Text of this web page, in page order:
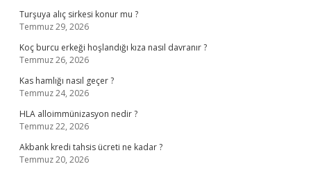
Turşuya alıç sirkesi konur mu ?
Temmuz 29, 2026
Koç burcu erkeği hoşlandığı kıza nasıl davranır ?
Temmuz 26, 2026
Kas hamlığı nasıl geçer ?
Temmuz 24, 2026
HLA alloimmünizasyon nedir ?
Temmuz 22, 2026
Akbank kredi tahsis ücreti ne kadar ?
Temmuz 20, 2026